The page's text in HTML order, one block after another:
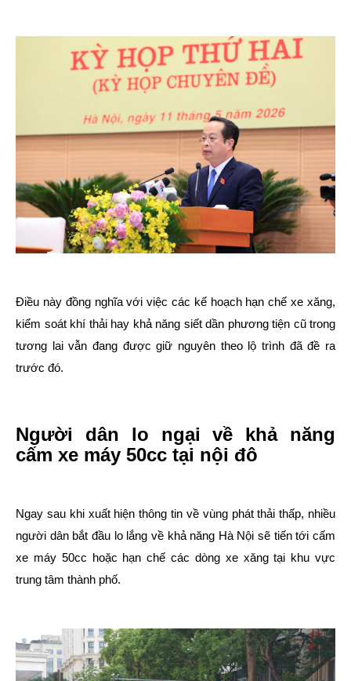
Điều này đồng nghĩa với việc các kế hoạch hạn chế xe xăng,
kiểm soát khí thải hay khả năng siết dần phương tiện cũ trong
tương lai vẫn đang được giữ nguyên theo lộ trình đã đề ra
trước đó.
Người dân lo ngại về khả năng
cấm xe máy 50cc tại nội đô
Ngay sau khi xuất hiện thông tin về vùng phát thải thấp, nhiều
người dân bắt đầu lo lắng về khả năng Hà Nội sẽ tiến tới cấm
xe máy 50cc hoặc hạn chế các dòng xe xăng tại khu vực
trung tâm thành phố.